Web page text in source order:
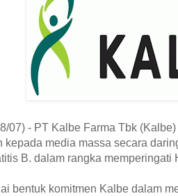
07) - PT Kalbe Farma Tbk
kepada media massa secara
B. dalam rangka memperingati
bentuk komitmen Kalbe dalam